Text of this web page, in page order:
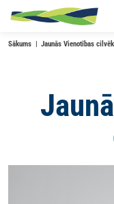
Skip to main content
Sākums Jaunās Vienotības